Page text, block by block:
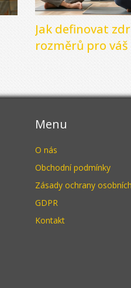
Jak definovat
rozměrů pro váš
Menu
O nás
Obchodní podmínky
Zásady ochrany
GDPR
Kontakt